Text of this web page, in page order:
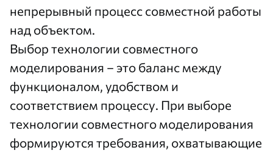
непрерывный процесс совместной работы
над объектом.
Выбор технологии совместного
моделирования – это баланс между
функционалом, удобством и
соответствием процессу. При выборе
технологии совместного моделирования
формируются требования, охватывающие